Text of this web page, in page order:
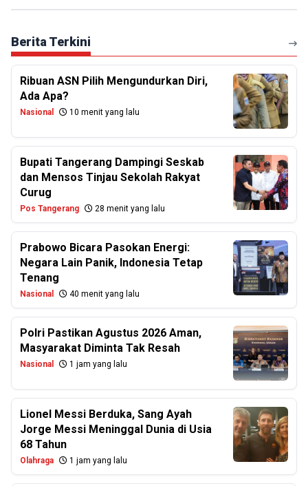
Berita Terkini
Ribuan ASN Pilih Mengundurkan Diri,
Ada Apa?
Nasional 10 menit yang lalu
Bupati Tangerang Dampingi Seskab
dan Mensos Tinjau Sekolah Rakyat
Curug
Pos Tangerang 28 menit yang lalu
Prabowo Bicara Pasokan Energi:
Negara Lain Panik, Indonesia Tetap
Tenang
Nasional 40 menit yang lalu
Polri Pastikan Agustus 2026 Aman,
Masyarakat Diminta Tak Resah
Nasional 1 jam yang lalu
Lionel Messi Berduka, Sang Ayah
Jorge Messi Meninggal Dunia di Usia
68 Tahun
Olahraga 1 jam yang lalu